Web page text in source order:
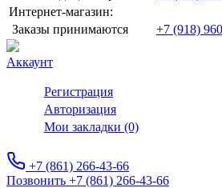
Интернет-магазин:
Заказы принимаются
+7 (918)
Аккаунт
Регистрация
Авторизация
Мои закладки (0)
+7 (861) 266-43-66
Позвонить +7 (861) 266-43-66